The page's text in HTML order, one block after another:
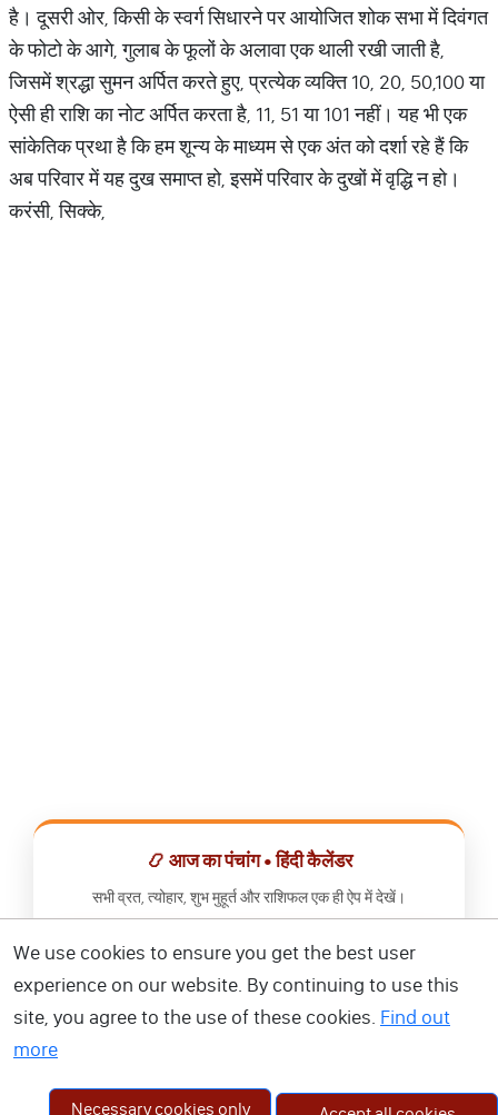
है। दूसरी ओर, किसी के स्वर्ग सिधारने पर आयोजित शोक सभा में दिवंगत
के फोटो के आगे, गुलाब के फूलों के अलावा एक थाली रखी जाती है,
जिसमें श्रद्धा सुमन अर्पित करते हुए, प्रत्येक व्यक्ति 10, 20, 50,100 या
ऐसी ही राशि का नोट अर्पित करता है, 11, 51 या 101 नहीं। यह भी एक
सांकेतिक प्रथा है कि हम शून्य के माध्यम से एक अंत को दर्शा रहे हैं कि
अब परिवार में यह दुख समाप्त हो, इसमें परिवार के दुखों में वृद्धि न हो।
करंसी, सिक्के,
📿 आज का पंचांग • हिंदी कैलेंडर
सभी व्रत, त्योहार, शुभ मुहूर्त और राशिफल एक ही ऐप में देखें।
📅 हिंदी कैलेंडर ऐप डाउनलोड करें
We use cookies to ensure you get the best user
experience on our website. By continuing to use this
site, you agree to the use of these cookies. Find out
more
Necessary cookies only